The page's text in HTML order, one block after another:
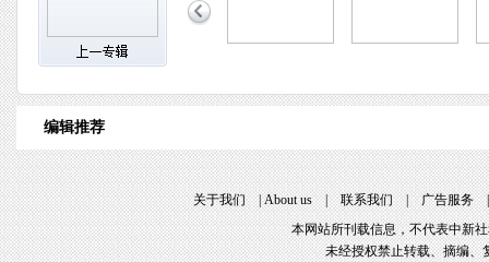
编辑推荐
关于我们|About us|联系我们|广告服务
本网站所刊载信息，不代表中新
未经授权禁止转载、摘编、